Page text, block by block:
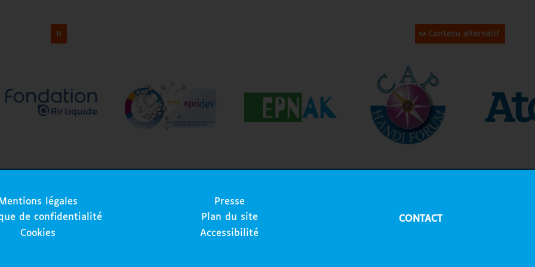
Contenu alternatif
légales
de confidentialité
Cookies
Presse
Plan du site
Accessibilité
CONTACT